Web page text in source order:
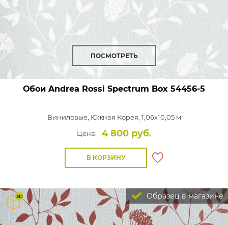
ПОСМОТРЕТЬ
Обои Andrea Rossi Spectrum Box 54456-5
Виниловые, Южная Корея, 1,06x10,05 м
Цена:
4 800 руб.
В КОРЗИНУ
Образец в магазине